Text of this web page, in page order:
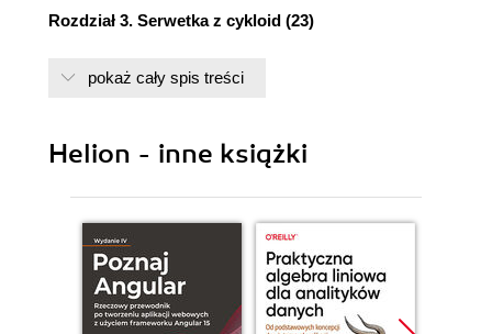
Rozdział 3. Serwetka z cykloid (23)
Rozdział 6. Sumowanie drgań (51)
Rozdział 8. Dywany afiniczne (69)
Rozdział 9. Grafika układu współrzędnych (87)
Rozdział 10. Konkurencja międzygatunkowa (97)
pokaż cały spis treści
Helion - inne książki